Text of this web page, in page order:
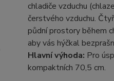
chladiče vzduchu
čerstvého vzduchu.
půdní prostory během
aby vás hýčkal
Hlavní výhoda: Pro
kompaktních 70,5 cm.